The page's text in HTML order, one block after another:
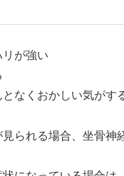
リが強い
となくおかしい気がす
られる場合、坐骨神